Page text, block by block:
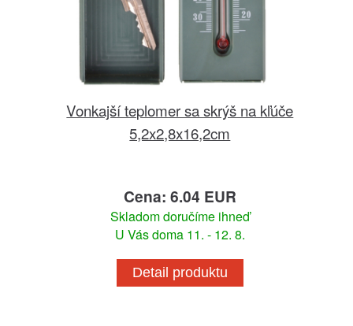
Vonkajší teplomer sa skrýš na kľúče
5,2x2,8x16,2cm
Cena: 6.04 EUR
Skladom doručíme ihneď
U Vás doma 11. - 12. 8.
Detail produktu